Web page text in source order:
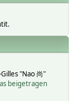
"Nao 尚"
beigetragen